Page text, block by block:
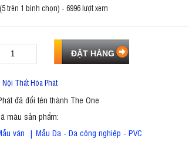
(5 trên 1 bình chọn) - 6996 lượt xem
Nội Thất Hòa Phát
đã đổi tên thành The One
màu sản phẩm:
ván | Mẫu Da - Da công nghiệp - PVC